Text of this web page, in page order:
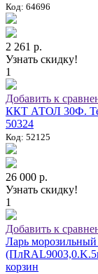
Код: 64696
2 261 р.
Узнать скидку!
1
Добавить к
ККТ АТОЛ 30Ф.
50324
Код: 52125
26 000 р.
Узнать скидку!
1
Добавить к
Ларь
корзин